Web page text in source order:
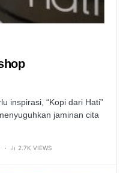
inspirasi, “Kopi dari Hati”
jaminan cita
2.7K VIEWS